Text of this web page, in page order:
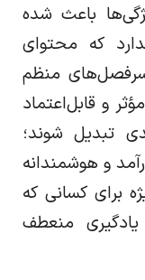
باعث شده
که محتوای
منظم
و قابل‌اعتماد
تبدیل شوند؛
و هوشمندانه
برای کسانی که
منعطف